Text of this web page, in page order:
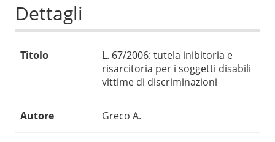
Dettagli
Titolo
L. 67/2006: tutela inibitoria e
risarcitoria per i soggetti disabili
vittime di discriminazioni
Autore Greco A.